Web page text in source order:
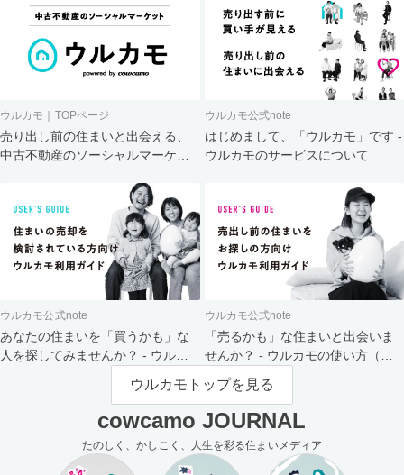
ウルカモ｜TOPページ
売り出し前の住まいと出会える、
中古不動産のソーシャルマーケッ
ウルカモ公式note
はじめまして、「ウルカモ」です -
ウルカモのサービスについて
ウルカモ公式note
あなたの住まいを「買うかも」な
人を探してみませんか？ - ウルカ
ウルカモ公式note
「売るかも」な住まいと出会いま
せんか？ - ウルカモの使い方（買
主さま向け）
ウルカモトップを見る
cowcamo JOURNAL
たのしく、かしこく、人生を彩る住まいメディア